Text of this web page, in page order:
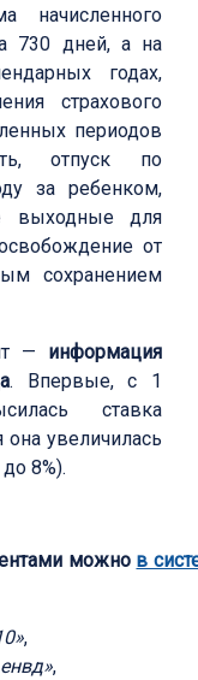
730 дней, а на
годах,
страхового
периодов
отпуск по
за ребенком,
выходные для
от
сохранением
— информация
. Впервые, с 1
ставка
увеличилась
8%).
можно в
,
,